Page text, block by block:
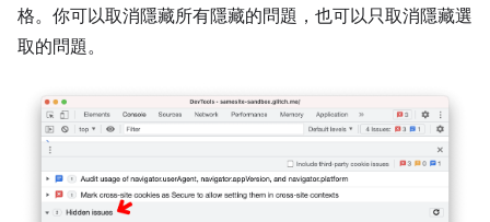
格。你可以取消隱藏所有隱藏的問題，也可以只取消隱藏選
取的問題。